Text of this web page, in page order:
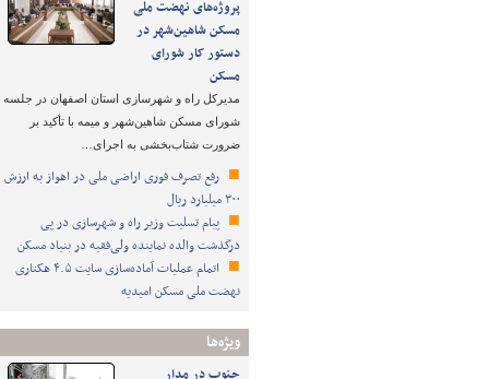
پروژه‌های نهضت ملی
مسکن شاهین‌شهر در
دستور کار شورای
مسکن
مدیرکل راه و شهرسازی استان اصفهان در جلسه
شورای مسکن شاهین‌شهر و میمه با تأکید بر
ضرورت شتاب‌بخشی به اجرای…
رفع تصرف فوری اراضی ملی در اهواز به ارزش
۳۰۰ میلیارد ریال
پیام تسلیت وزیر راه و شهرسازی در پی
درگذشت والده نماینده ولی‌فقیه در بنیاد مسکن
اتمام عملیات آماده‌سازی سایت ۴.۵ هکتاری
نهضت ملی مسکن امیدیه
ویژه‌ها
جنوب در مدار